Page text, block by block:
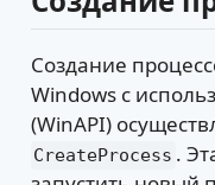
Создание
Windows с
(WinAPI)
CreateProcess .